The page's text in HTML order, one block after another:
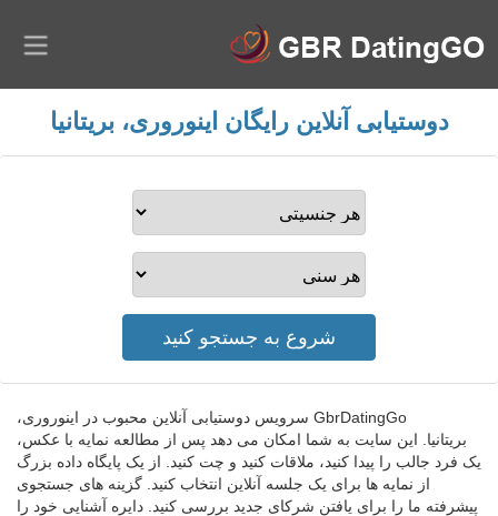
دوستیابی آنلاین رایگان اینوروری، بریتانیا
GbrDatingGo سرویس دوستیابی آنلاین محبوب در اینوروری،
بریتانیا. این سایت به شما امکان می دهد پس از مطالعه نمایه با عکس،
یک فرد جالب را پیدا کنید، ملاقات کنید و چت کنید. از یک پایگاه داده بزرگ
از نمایه ها برای یک جلسه آنلاین انتخاب کنید. گزینه های جستجوی
پیشرفته ما را برای یافتن شرکای جدید بررسی کنید. دایره آشنایی خود را